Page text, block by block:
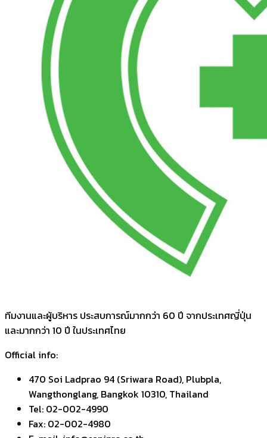
ทีมงานและผู้บริหาร ประสบการณ์มากกว่า 60 ปี จากประเทศญี่ปุ่น
และมากกว่า 10 ปี ในประเทศไทย
Official info:
470 Soi Ladprao 94 (Sriwara Road), Plubpla,
Wangthonglang, Bangkok 10310, Thailand
Tel: 02-002-4990
Fax: 02-002-4980